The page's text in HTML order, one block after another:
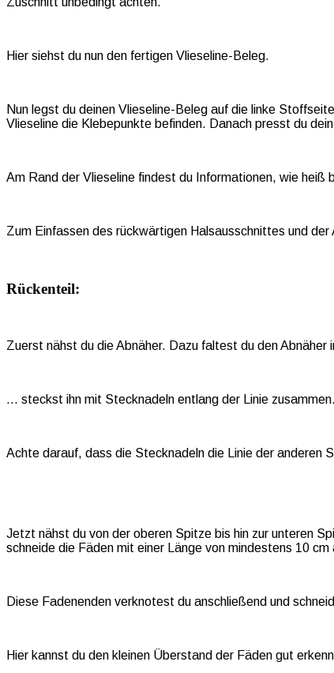
Hier siehst du nun den fertigen Vlieseline-Beleg.
Nun legst du deinen Vlieseline-Beleg auf die linke
Vlieseline die Klebepunkte befinden. Danach presst du
Am Rand der Vlieseline findest du Informationen, wie
Zum Einfassen des rückwärtigen Halsausschnittes und
Rückenteil:
Zuerst nähst du die Abnäher. Dazu faltest du den Abnäher
… steckst ihn mit Stecknadeln entlang der Linie zusammen.
Achte darauf, dass die Stecknadeln die Linie der anderen
Jetzt nähst du von der oberen Spitze bis hin zur unteren
schneide die Fäden mit einer Länge von mindestens 10 cm
Diese Fadenenden verknotest du anschließend und
Hier kannst du den kleinen Überstand der Fäden gut